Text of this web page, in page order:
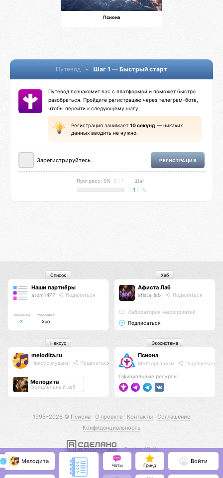
Псиона
Путевод • Шаг 1 — Быстрый старт
Путевод познакомит вас с платформой и поможет быстро
разобраться. Пройдите регистрацию через телеграм-бота,
чтобы перейти к следующему шагу.
Регистрация занимает 10 секунд — никаких
данных вводить не нужно.
Зарегистрируйтесь РЕГИСТРАЦИЯ
Прогресс: 0% 0 / 1 Шаг
1 / 15
Наши партнёры
atom1477 Поделиться
Элементы
3
Управляет
Хаб
Список
Афиста Лаб
afista_lab Поделиться
Лаборатория мероприятий
Подписаться
Хаб
melodita.ru
Нексус музыки Поделиться
Мелодита
Официальный хаб
Нексус
Псиона
Метаорганизм Поделиться
Официальные ресурсы:
Экосистема
1995–2026 © Псиона О проекте Контакты
Соглашение
Конфиденциальность
С нами КО 🕉️
Мелодита
Чаты Гринд
Войти